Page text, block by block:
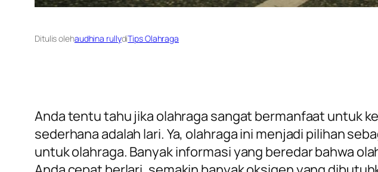
Ditulis olehaudhina rullydiTips Olahraga
Anda tentu tahu jika olahraga sangat bermanfaat untuk
sederhana adalah lari. Ya, olahraga ini menjadi pilihan
untuk olahraga. Banyak informasi yang beredar bahwa